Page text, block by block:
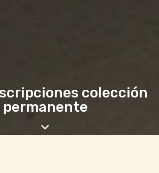
colección
permanente